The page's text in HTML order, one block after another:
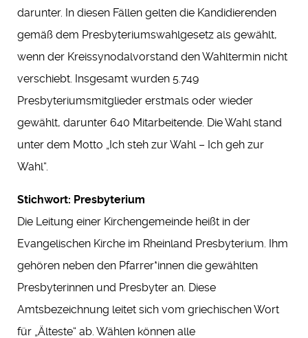
darunter. In diesen Fällen gelten die Kandidierenden
gemäß dem Presbyteriumswahlgesetz als gewählt,
wenn der Kreissynodalvorstand den Wahltermin nicht
verschiebt. Insgesamt wurden 5.749
Presbyteriumsmitglieder erstmals oder wieder
gewählt, darunter 640 Mitarbeitende. Die Wahl stand
unter dem Motto „Ich steh zur Wahl – Ich geh zur
Wahl“.
Stichwort: Presbyterium
Die Leitung einer Kirchengemeinde heißt in der
Evangelischen Kirche im Rheinland Presbyterium. Ihm
gehören neben den Pfarrer*innen die gewählten
Presbyterinnen und Presbyter an. Diese
Amtsbezeichnung leitet sich vom griechischen Wort
für „Älteste“ ab. Wählen können alle